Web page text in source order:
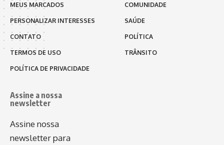
MEUS MARCADOS
PERSONALIZAR INTERESSES
CONTATO
TERMOS DE USO
POLÍTICA DE PRIVACIDADE
COMUNIDADE
SAÚDE
POLÍTICA
TRÂNSITO
Assine a nossa
newsletter
Assine nossa
newsletter para